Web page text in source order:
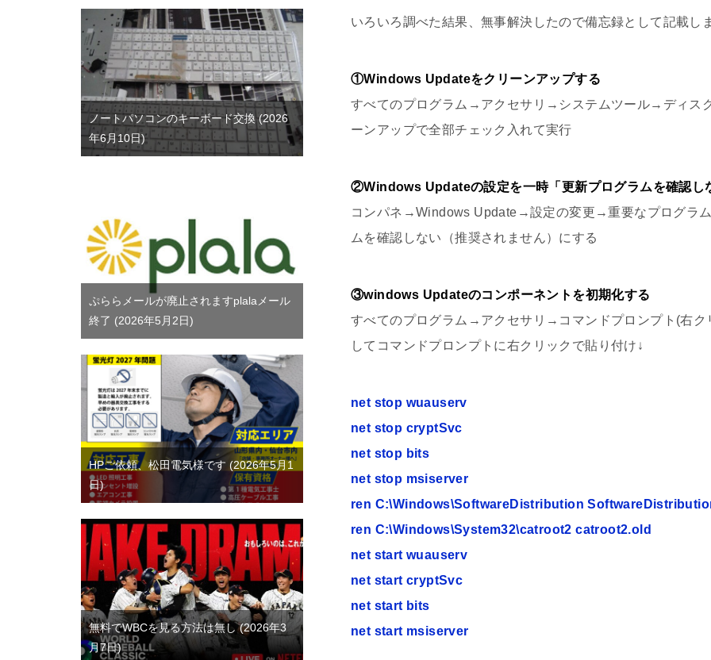
いろいろ調べた結果、無事解決したので備忘録として記載し
①Windows Updateをクリーンアップする
すべてのプログラム→アクセサリ→システムツール→ディス
ーンアップで全部チェック入れて実行
②Windows Updateの設定を一時「更新プログラムを確認し
コンパネ→Windows Update→設定の変更→重要なプログラ
ムを確認しない（推奨されません）にする
③windows Updateのコンポーネントを初期化する
すべてのプログラム→アクセサリ→コマンドプロンプト(右
してコマンドプロンプトに右クリックで貼り付け↓
net stop wuauserv
net stop cryptSvc
net stop bits
net stop msiserver
ren C:\Windows\SoftwareDistribution
ren C:\Windows\System32\catroot2 catroot2.old
net start wuauserv
net start cryptSvc
net start bits
net start msiserver
ノートパソコンのキーボード交換 2026
年6月10日
ぷららメールが廃止されますplalaメール
終了
2026年5月2日
HPご依頼、松田電気様です
2026年5月1
日
無料でWBCを見る方法は無し 2026年3
月7日